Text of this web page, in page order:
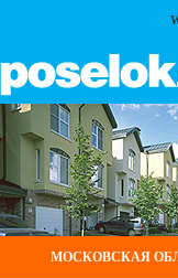
МОСКОВСКАЯ